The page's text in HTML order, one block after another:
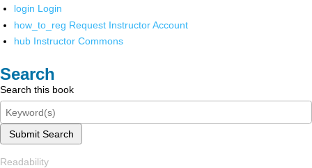
login Login
how_to_reg Request Instructor Account
hub Instructor Commons
Search
Search this book
Submit Search
Readability